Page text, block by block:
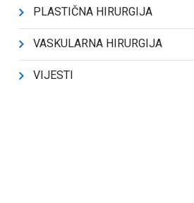
PLASTIČNA HIRURGIJA
VASKULARNA HIRURGIJA
VIJESTI